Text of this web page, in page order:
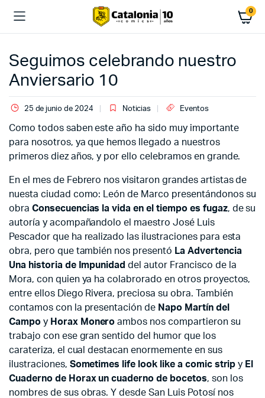
0
Seguimos celebrando nuestro
Anviersario 10
25 de junio de 2024 Noticias Eventos
Como todos saben este año ha sido muy importante
para nosotros, ya que hemos llegado a nuestros
primeros diez años, y por ello celebramos en grande.
En el mes de Febrero nos visitaron grandes artistas de
nuesta ciudad como: León de Marco presentándonos su
obra Consecuencias la vida en el tiempo es fugaz, de su
autoría y acompañandolo el maestro José Luis
Pescador que ha realizado las ilustraciones para esta
obra, pero que también nos presentó La Advertencia
Una historia de Impunidad del autor Francisco de la
Mora, con quien ya ha colabrorado en otros proyectos,
entre ellos Diego Rivera, preciosa su obra. También
contamos con la presentación de Napo Martín del
Campo y Horax Monero ambos nos compartieron su
trabajo con ese gran sentido del humor que los
carateriza, el cual destacan enormemente en sus
ilustraciones, Sometimes life look like a comic strip y El
Cuaderno de Horax un cuaderno de bocetos, son los
nombres de sus obras. Y desde San Luis Potosí nos